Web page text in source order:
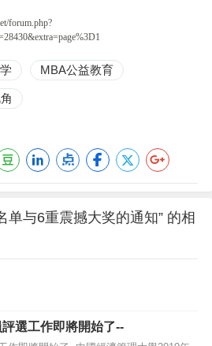
forum.php?
MBA公益教育
单与6重震撼大奖的通知” 的相
選工作即將開始了--